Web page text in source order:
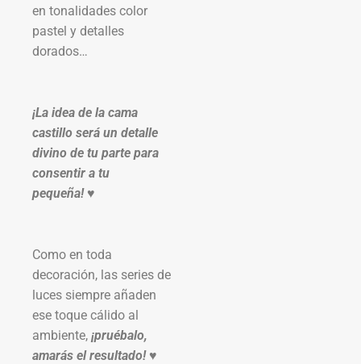
en tonalidades color
pastel y detalles
dorados…
¡La idea de la cama
castillo será un detalle
divino de tu parte para
consentir a tu
pequeña! ♥
Como en toda
decoración, las series de
luces siempre añaden
ese toque cálido al
ambiente, ¡pruébalo,
amarás el resultado! ♥